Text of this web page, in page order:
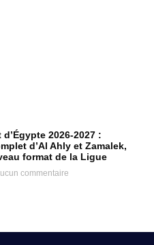
2026-2027 :
d’Al Ahly et Zamalek,
format de la Ligue
commentaire